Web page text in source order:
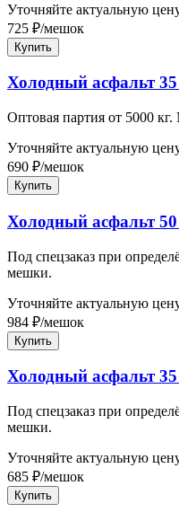
Уточняйте актуальную
725 ₽/мешок
Купить
Холодный асфальт 35
Оптовая партия от 5000
Уточняйте актуальную
690 ₽/мешок
Купить
Холодный асфальт
Под спецзаказ при
мешки.
Уточняйте актуальную
984 ₽/мешок
Купить
Холодный асфальт
Под спецзаказ при
мешки.
Уточняйте актуальную
685 ₽/мешок
Купить